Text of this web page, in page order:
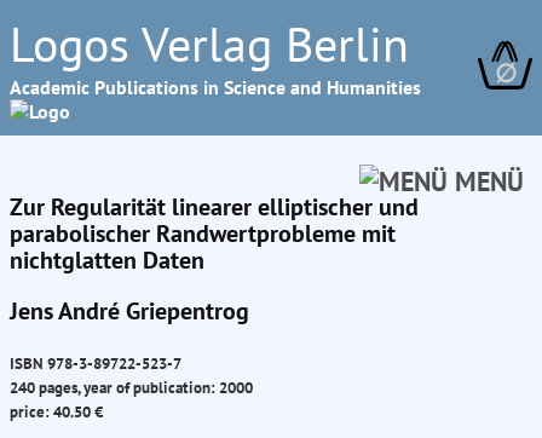
Logos Verlag Berlin
Academic Publications in Science and Humanities ∅
MENÜ
Zur Regularität linearer elliptischer und
parabolischer Randwertprobleme mit
nichtglatten Daten
Jens André Griepentrog
ISBN 978-3-89722-523-7
240 pages, year of publication: 2000
price: 40.50 €